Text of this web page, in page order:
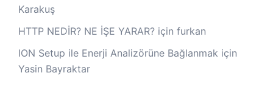
Karakuş
HTTP NEDİR? NE İŞE YARAR? için furkan
ION Setup ile Enerji Analizörüne Bağlanmak için
Yasin Bayraktar